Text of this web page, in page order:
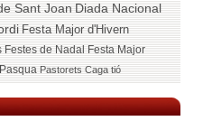
Sant JoanDiada Nacional
Festa Major d'Hivern
Festes de Nadal Festa Major
Pasqua Pastorets Caga tió